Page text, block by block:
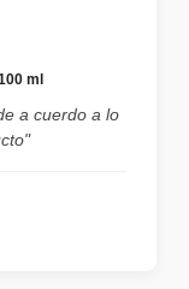
ml
a cuerdo a lo